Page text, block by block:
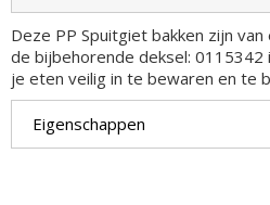
Deze PP Spuitgiet bakken zijn
de bijbehorende deksel:
je eten veilig in te bewaren en te
Eigenschappen